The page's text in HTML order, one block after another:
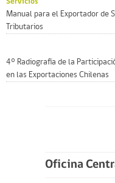
Manual para el Exportador de
Tributarios
4° Radiografía de la
en las Exportaciones Chilenas
Oficina